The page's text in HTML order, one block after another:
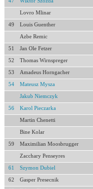
Lovro Mlinar
49 Louis Guenther
Azbe Remic
51 Jan Ole Fetzer
52 Thomas Wirnspreger
53 Amadeus Horngacher
54 Mateusz Mysza
Jakub Niemczyk
56 Karol Pieczarka
Martin Chenetti
Bine Kolar
59 Maximilian Moosbrugger
Zacchary Penseyres
61 Szymon Dubiel
62 Gasper Presecnik